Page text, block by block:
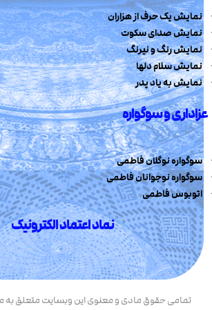
نمایش یک حرف از هزاران
نمایش صدای سکوت
نمایش رنگ و نیرنگ
نمایش سلام دلها
نمایش به یاد پدر
عزاداری و سوگواره
سوگواره نوگلان فاطمی
سوگواره نوجوانان فاطمی
اتوبوس فاطمی
نماد اعتماد الکترونیک
تمامی حقوق مادی و معنوی این وبسایت متعلق